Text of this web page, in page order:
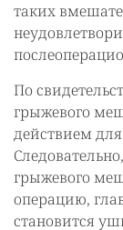
таких
По
грыжевого
действием
грыжевого
операцию,
становится